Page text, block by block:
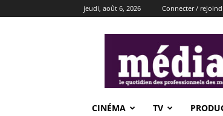
jeudi, août 6, 2026 Connecter /
CINÉMA TV